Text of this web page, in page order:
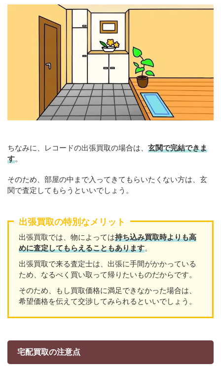
ちなみに、レコードの出張買取の場合は、 玄関で完結できま
す。
そのため、部屋の中まで入ってきてもらいたくない方は、玄
関で査定してもらうといいでしょう。
出張買取の特別なメリット
出張買取では、物によっては持ち込み買取時よりも高
めに査定してもらえることもあります。
出張買取で来る査定士は、出張に手間がかかっている
ため、なるべく買い取って帰りたいものだからです。
そのため、もし買取価格に満足できなかった場合は、
希望価格を伝えて交渉してみられるといいでしょう。
宅配買取の注意点